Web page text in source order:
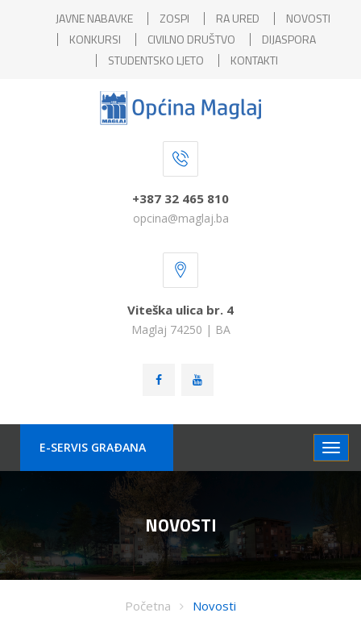
JAVNE NABAVKE ZOSPI RA URED
NOVOSTI
KONKURSI
CIVILNO DRUŠTVO
DIJASPORA
STUDENTSKO LJETO
KONTAKTI
+387 32 465 810
opcina@maglaj.ba
Viteška ulica br. 4
Maglaj 74250 | BA
E-SERVIS GRAÐANA
NOVOSTI
Početna Novosti